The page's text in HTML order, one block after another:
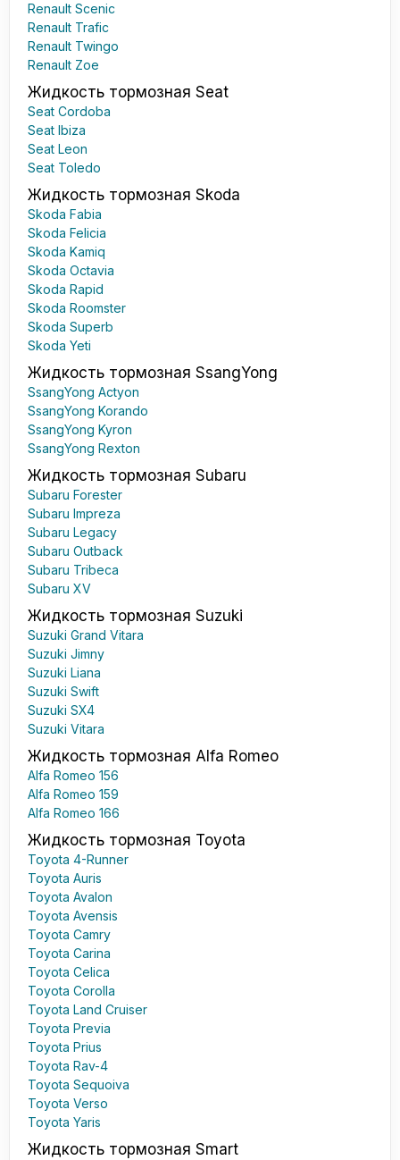
Renault Scenic
Renault Trafic
Renault Twingo
Renault Zoe
Жидкость тормозная Seat
Seat Cordoba
Seat Ibiza
Seat Leon
Seat Toledo
Жидкость тормозная Skoda
Skoda Fabia
Skoda Felicia
Skoda Kamiq
Skoda Octavia
Skoda Rapid
Skoda Roomster
Skoda Superb
Skoda Yeti
Жидкость тормозная SsangYong
SsangYong Actyon
SsangYong Korando
SsangYong Kyron
SsangYong Rexton
Жидкость тормозная Subaru
Subaru Forester
Subaru Impreza
Subaru Legacy
Subaru Outback
Subaru Tribeca
Subaru XV
Жидкость тормозная Suzuki
Suzuki Grand Vitara
Suzuki Jimny
Suzuki Liana
Suzuki Swift
Suzuki SX4
Suzuki Vitara
Жидкость тормозная Alfa Romeo
Alfa Romeo 156
Alfa Romeo 159
Alfa Romeo 166
Жидкость тормозная Toyota
Toyota 4-Runner
Toyota Auris
Toyota Avalon
Toyota Avensis
Toyota Camry
Toyota Carina
Toyota Celica
Toyota Corolla
Toyota Land Cruiser
Toyota Previa
Toyota Prius
Toyota Rav-4
Toyota Sequoiva
Toyota Verso
Toyota Yaris
Жидкость тормозная Smart